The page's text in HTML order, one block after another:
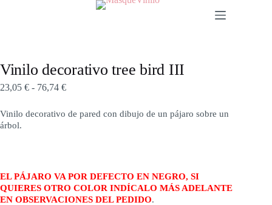
Vinilo decorativo tree bird III
23,05 € - 76,74 €
Vinilo decorativo de pared con dibujo de un pájaro sobre un
árbol.
EL PÁJARO VA POR DEFECTO EN NEGRO, SI
QUIERES OTRO COLOR INDÍCALO MÁS ADELANTE
EN OBSERVACIONES DEL PEDIDO.